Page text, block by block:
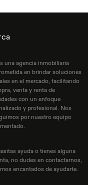
una agencia inmobiliaria
en brindar soluciones
en el mercado, facilitando
venta y renta de
con un enfoque
y profesional. Nos
por nuestro equipo
ayuda o tienes alguna
no dudes en contactarnos,
encantados de ayudarte.